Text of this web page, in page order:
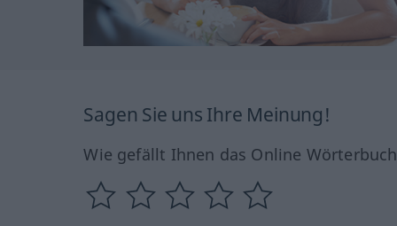
Sagen Sie uns Ihre Meinung!
Wie gefällt Ihnen das Online